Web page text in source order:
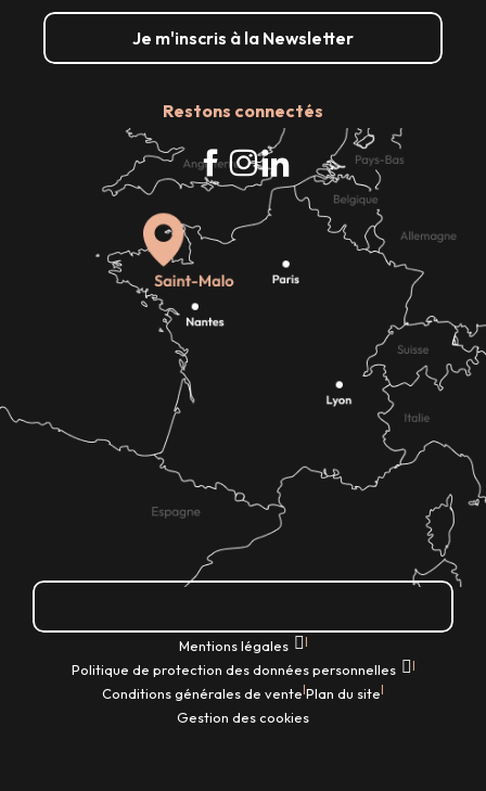
Je m'inscris à la Newsletter
Restons connectés
Mentions légales |
Politique de protection des données personnelles |
Conditions générales de vente|Plan du site|
Gestion des cookies